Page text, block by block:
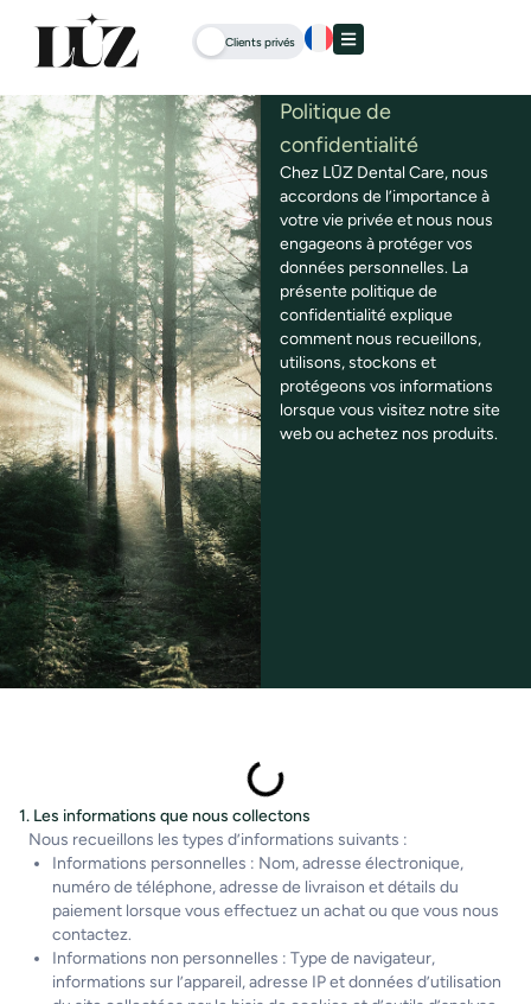
Clients privés
Politique de
confidentialité
Chez LŪZ Dental Care, nous
accordons de l’importance à
votre vie privée et nous nous
engageons à protéger vos
données personnelles. La
présente politique de
confidentialité explique
comment nous recueillons,
utilisons, stockons et
protégeons vos informations
lorsque vous visitez notre site
web ou achetez nos produits.
1. Les informations que nous collectons
Nous recueillons les types d’informations suivants :
Informations personnelles : Nom, adresse électronique,
numéro de téléphone, adresse de livraison et détails du
paiement lorsque vous effectuez un achat ou que vous nous
contactez.
Informations non personnelles : Type de navigateur,
informations sur l’appareil, adresse IP et données d’utilisation